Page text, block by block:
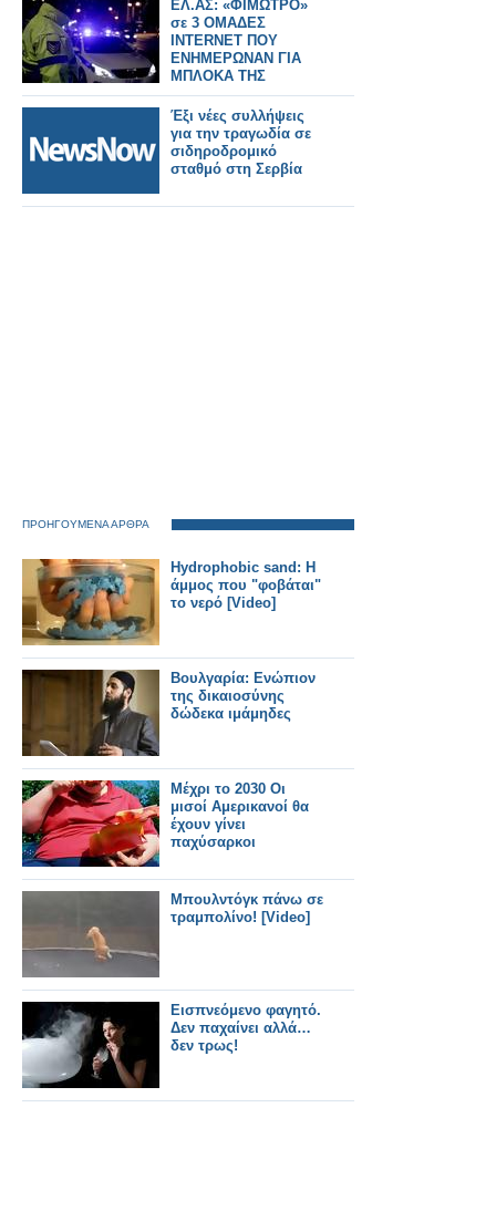
ΕΛ.ΑΣ: «ΦΙΜΩΤΡΟ»
σε 3 ΟΜΑΔΕΣ
INTERNET ΠΟΥ
ΕΝΗΜΕΡΩΝΑΝ ΓΙΑ
ΜΠΛΟΚΑ ΤΗΣ
ΤΡΟΧΑΙΑΣ - 2
ΣΥΛΛΗΨΕΙΣ ΝΕΑΡΩΝ
Έξι νέες συλλήψεις
για την τραγωδία σε
σιδηροδρομικό
σταθμό στη Σερβία
ΠΡΟΗΓΟΥΜΕΝΑ ΑΡΘΡΑ
Hydrophobic sand: Η
άμμος που "φοβάται"
το νερό [Video]
Βουλγαρία: Ενώπιον
της δικαιοσύνης
δώδεκα ιμάμηδες
Μέχρι το 2030 Οι
μισοί Αμερικανοί θα
έχουν γίνει
παχύσαρκοι
Μπουλντόγκ πάνω σε
τραμπολίνο! [Video]
Εισπνεόμενο φαγητό.
Δεν παχαίνει αλλά…
δεν τρως!